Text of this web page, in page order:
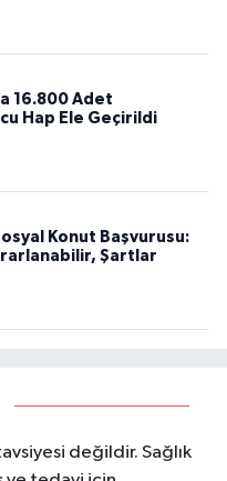
16.800 Adet
Hap Ele Geçirildi
Konut Başvurusu:
Şartlar
değildir. Sağlık